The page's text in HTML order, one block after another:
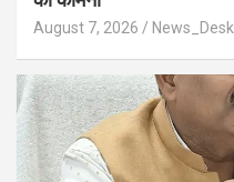
August 7, 2026 News_Desk